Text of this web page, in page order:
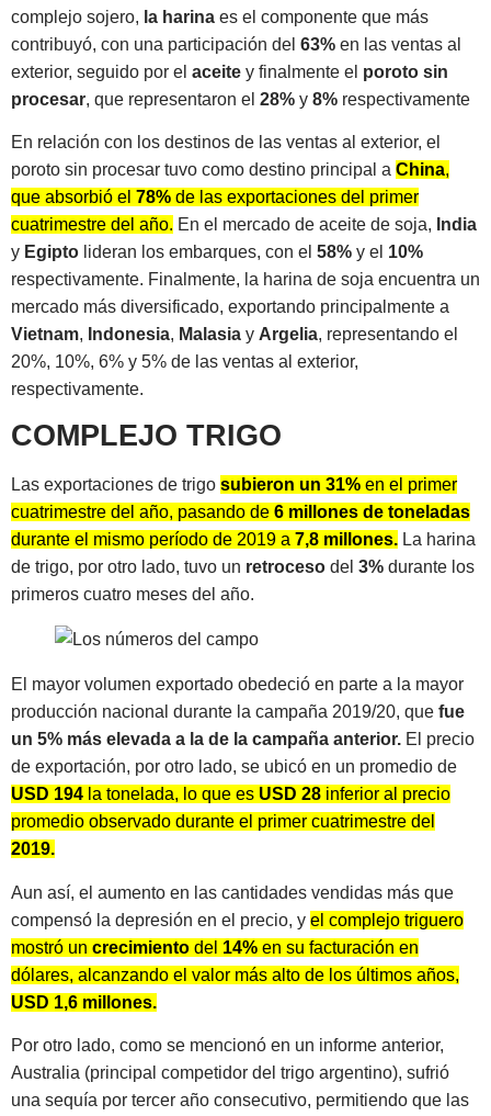
complejo sojero, la harina es el componente que más
contribuyó, con una participación del 63% en las ventas al
exterior, seguido por el aceite y finalmente el poroto sin
procesar, que representaron el 28% y 8% respectivamente
En relación con los destinos de las ventas al exterior, el
poroto sin procesar tuvo como destino principal a China,
que absorbió el 78% de las exportaciones del primer
cuatrimestre del año. En el mercado de aceite de soja, India
y Egipto lideran los embarques, con el 58% y el 10%
respectivamente. Finalmente, la harina de soja encuentra un
mercado más diversificado, exportando principalmente a
Vietnam, Indonesia, Malasia y Argelia, representando el
20%, 10%, 6% y 5% de las ventas al exterior,
respectivamente.
COMPLEJO TRIGO
Las exportaciones de trigo subieron un 31% en el primer
cuatrimestre del año, pasando de 6 millones de toneladas
durante el mismo período de 2019 a 7,8 millones. La harina
de trigo, por otro lado, tuvo un retroceso del 3% durante los
primeros cuatro meses del año.
El mayor volumen exportado obedeció en parte a la mayor
producción nacional durante la campaña 2019/20, que fue
un 5% más elevada a la de la campaña anterior. El precio
de exportación, por otro lado, se ubicó en un promedio de
USD 194 la tonelada, lo que es USD 28 inferior al precio
promedio observado durante el primer cuatrimestre del
2019.
Aun así, el aumento en las cantidades vendidas más que
compensó la depresión en el precio, y el complejo triguero
mostró un crecimiento del 14% en su facturación en
dólares, alcanzando el valor más alto de los últimos años,
USD 1,6 millones.
Por otro lado, como se mencionó en un informe anterior,
Australia (principal competidor del trigo argentino), sufrió
una sequía por tercer año consecutivo, permitiendo que las